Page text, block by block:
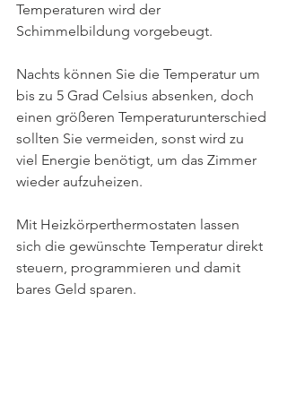
Temperaturen wird der
Schimmelbildung vorgebeugt.
Nachts können Sie die Temperatur um
bis zu 5 Grad Celsius absenken, doch
einen größeren Temperaturunterschied
sollten Sie vermeiden, sonst wird zu
viel Energie benötigt, um das Zimmer
wieder aufzuheizen.
Mit Heizkörperthermostaten lassen
sich die gewünschte Temperatur direkt
steuern, programmieren und damit
bares Geld sparen.